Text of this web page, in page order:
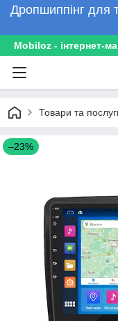
Дропшиппінг для
Mobiloz - інтернет-
Товари та
–23%